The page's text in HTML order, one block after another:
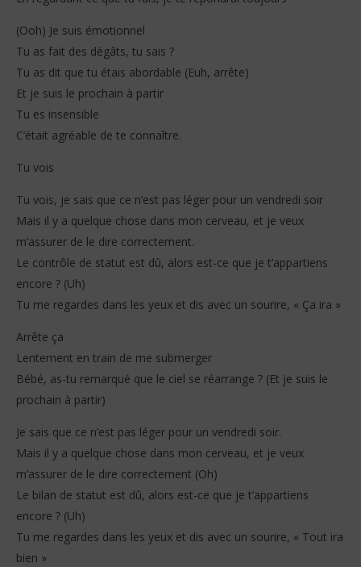
(Ooh) Je suis émotionnel
Tu as fait des dégâts, tu sais ?
Tu as dit que tu étais abordable (Euh, arrête)
Et je suis le prochain à partir
Tu es insensible
C’était agréable de te connaître.
Tu vois
Tu vois, je sais que ce n’est pas léger pour un vendredi soir
Mais il y a quelque chose dans mon cerveau, et je veux
m’assurer de le dire correctement.
Le contrôle de statut est dû, alors est-ce que je t’appartiens
encore ? (Uh)
Tu me regardes dans les yeux et dis avec un sourire, « Ça ira »
Arrête ça
Lentement en train de me submerger
Bébé, as-tu remarqué que le ciel se réarrange ? (Et je suis le
prochain à partir)
Je sais que ce n’est pas léger pour un vendredi soir.
Mais il y a quelque chose dans mon cerveau, et je veux
m’assurer de le dire correctement (Oh)
Le bilan de statut est dû, alors est-ce que je t’appartiens
encore ? (Uh)
Tu me regardes dans les yeux et dis avec un sourire, « Tout ira
bien »